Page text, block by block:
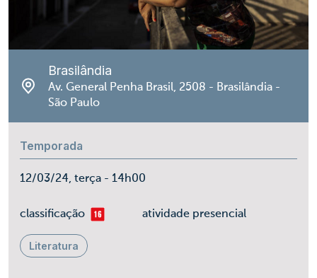
Brasilândia
Av. General Penha Brasil, 2508 - Brasilândia -
São Paulo
Temporada
12/03/24, terça - 14h00
classificaçãomais 16 atividade presencial
Literatura